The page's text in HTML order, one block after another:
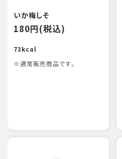
いか梅しそ
180円(税込)
73kcal
※通常販売商品です。